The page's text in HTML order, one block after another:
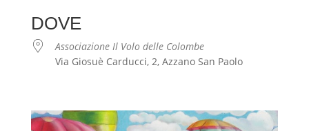
DOVE
Associazione Il Volo delle Colombe
Via Giosuè Carducci, 2, Azzano San Paolo